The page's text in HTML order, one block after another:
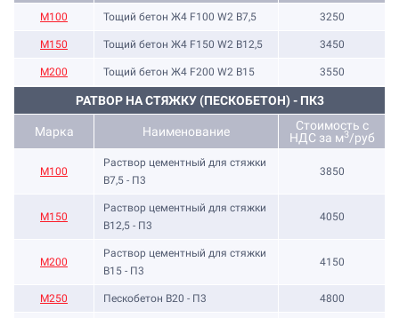
М100 Тощий бетон Ж4 F100 W2 В7,5 3250
М150 Тощий бетон Ж4 F150 W2 В12,5 3450
М200 Тощий бетон Ж4 F200 W2 В15 3550
РАТВОР НА СТЯЖКУ (ПЕСКОБЕТОН) - ПК3
Марка Наименование
Стоимость с
НДС за м3/руб
М100
Раствор цементный для стяжки
В7,5 - П3
3850
М150
Раствор цементный для стяжки
В12,5 - П3
4050
М200
Раствор цементный для стяжки
В15 - П3
4150
М250 Пескобетон В20 - П3 4800